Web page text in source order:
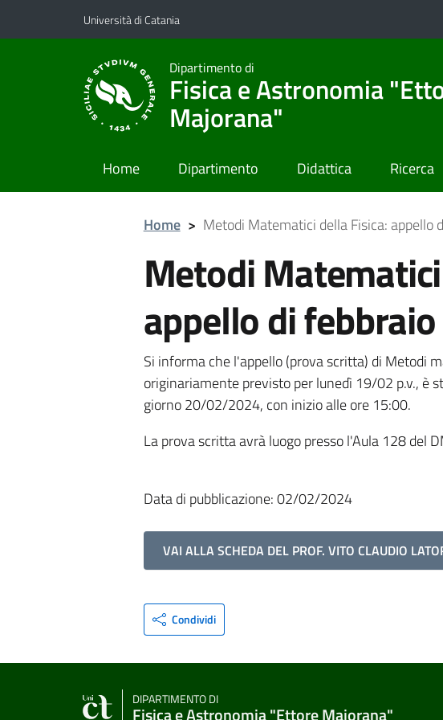
Vai al contenuto principale
Vai al menu di navigazione
Università di Catania
Dipartimento di
Fisica e Astronomia
Majorana"
Home Dipartimento Didattica Ricerca
Home > Metodi Matematici della Fisica: appello
Metodi
appello di
Si informa che l'appello (prova scritta) di Metodi
originariamente previsto per lunedì 19/02 p.v., è
giorno 20/02/2024, con inizio alle ore 15:00.
La prova scritta avrà luogo presso l'Aula 128 del
Data di pubblicazione: 02/02/2024
VAI ALLA SCHEDA DEL PROF. VITO CLAUDIO
Condividi
DIPARTIMENTO DI
Fisica e Astronomia "Ettore Majorana"